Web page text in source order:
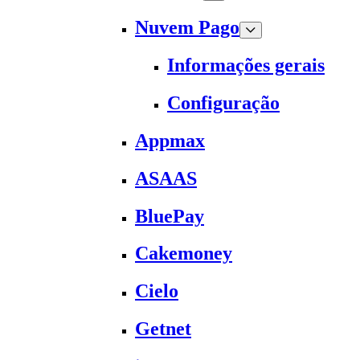
Nuvem Pago
Informações gerais
Configuração
Appmax
ASAAS
BluePay
Cakemoney
Cielo
Getnet